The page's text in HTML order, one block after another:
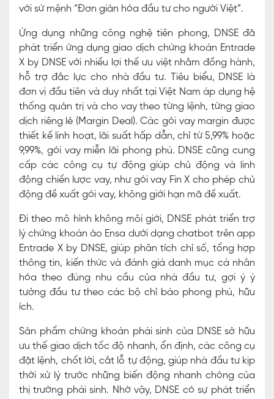
với sứ mệnh “Đơn giản hóa đầu tư cho người Việt”.
Ứng dụng những công nghệ tiên phong, DNSE đã
phát triển ứng dụng giao dịch chứng khoán Entrade
X by DNSE với nhiều lợi thế ưu việt nhằm đồng hành,
hỗ trợ đắc lực cho nhà đầu tư. Tiêu biểu, DNSE là
đơn vị đầu tiên và duy nhất tại Việt Nam áp dụng hệ
thống quản trị và cho vay theo từng lệnh, từng giao
dịch riêng lẻ (Margin Deal). Các gói vay margin được
thiết kế linh hoạt, lãi suất hấp dẫn, chỉ từ 5,99% hoặc
9,99%, gói vay miễn lãi phong phú. DNSE cũng cung
cấp các công cụ tự động giúp chủ động và linh
động chiến lược vay, như gói vay Fin X cho phép chủ
động đề xuất gói vay, không giới hạn mã đề xuất.
Đi theo mô hình không môi giới, DNSE phát triển trợ
lý chứng khoán ảo Ensa dưới dạng chatbot trên app
Entrade X by DNSE, giúp phân tích chỉ số, tổng hợp
thông tin, kiến thức và đánh giá danh mục cá nhân
hóa theo đúng nhu cầu của nhà đầu tư, gợi ý ý
tưởng đầu tư theo các bộ chỉ báo phong phú, hữu
ích.
Sản phẩm chứng khoán phái sinh của DNSE sở hữu
ưu thế giao dịch tốc độ nhanh, ổn định, các công cụ
đặt lệnh, chốt lời, cắt lỗ tự động, giúp nhà đầu tư kịp
thời xử lý trước những biến động nhanh chóng của
thị trường phái sinh. Nhờ vậy, DNSE có sự phát triển